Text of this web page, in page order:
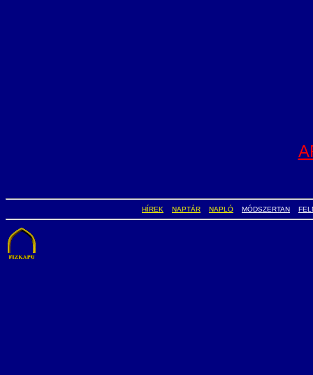
HÍREK NAPTÁR NAPLÓ MÓDSZERTAN